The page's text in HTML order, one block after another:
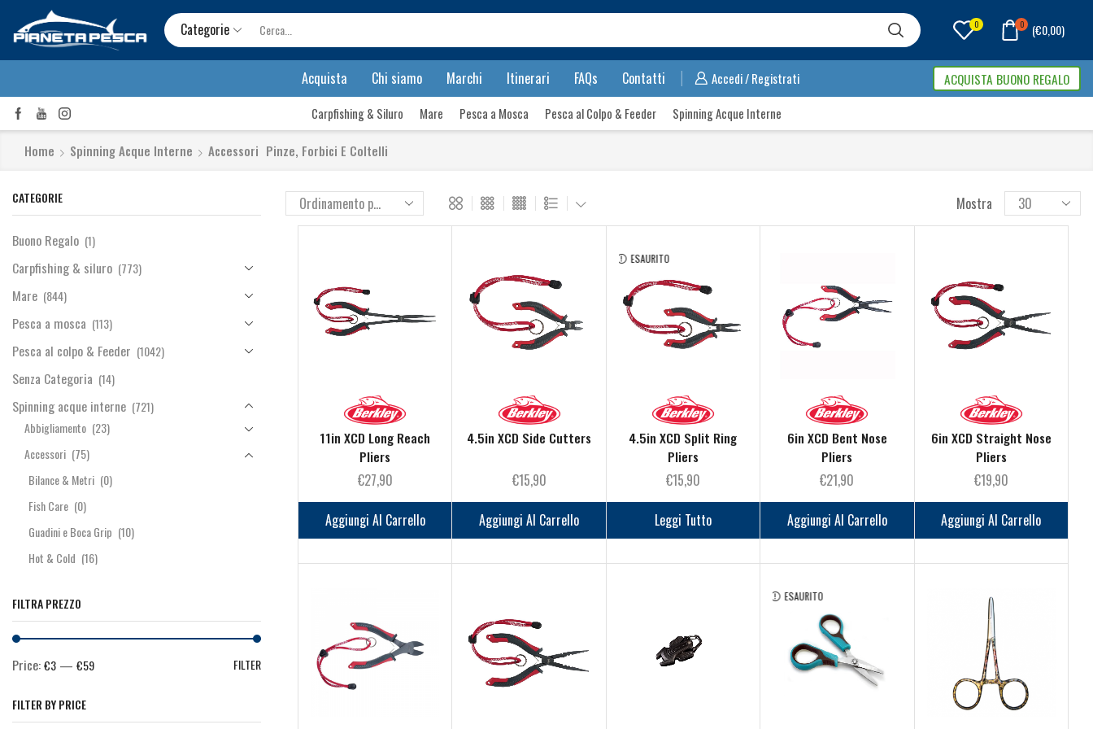
Categorie
input
0 0 (€0,00)
Acquista Chi siamo Marchi Itinerari FAQs Contatti Accedi / Registrati
ACQUISTA BUONO REGALO
Carpfishing & Siluro
Mare Pesca a Mosca Pesca al Colpo & Feeder Spinning Acque Interne
Home Spinning Acque Interne Accessori Pinze, Forbici E Coltelli
Mostra
11in XCD Long Reach
Pliers
€27,90
Aggiungi Al Carrello
4.5in XCD Side Cutters
€15,90
Aggiungi Al Carrello
ESAURITO
4.5in XCD Split Ring
Pliers
€15,90
Leggi Tutto
6in XCD Bent Nose
Pliers
€21,90
Aggiungi Al Carrello
6in XCD Straight Nose
Pliers
€19,90
Aggiungi Al Carrello
ESAURITO
CATEGORIE
Buono Regalo (1)
Carpfishing & siluro (773)
Mare (844)
Pesca a mosca (113)
Pesca al colpo & Feeder (1042)
Senza Categoria (14)
Spinning acque interne (721)
Abbigliamento (23)
Accessori (75)
Bilance & Metri (0)
Fish Care (0)
Guadini e Boca Grip (10)
Hot & Cold (16)
Torce (10)
Belly Boat e Accessori (22)
Buffetteria & Scatole
Fili (13)
FILTRA PREZZO
FILTER
Price:€3 — €59
FILTER BY PRICE